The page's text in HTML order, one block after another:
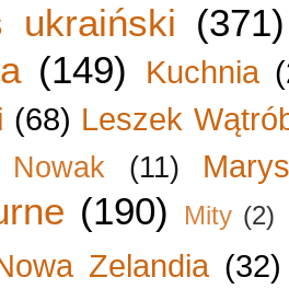
ukraiński (371)
(149) Kuchnia
(68) Leszek
Nowak (11)
(190) Mity (2)
Zelandia (32)